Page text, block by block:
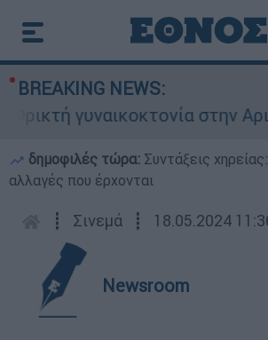
BREAKING NEWS:
γυναικοκτονία στην
δημοφιλές τώρα: Συντάξεις
αλλαγές που έρχονται
┋ Σινεμά ┋ 18.05.2024
Newsroom